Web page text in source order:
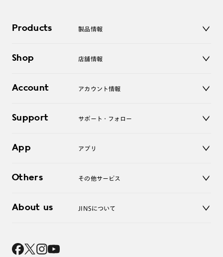
Products 製品情報
サングラス
コンタクトレンズ
アクセサリー
Shop 店舗情報
オンラインショップ
Account アカウント情報
ログアウト
Support サポート・フォロー
よくあるご質問
お問い合わせ
App アプリ
Others その他サービス
レンズ交換
About us JINSについて
採用情報